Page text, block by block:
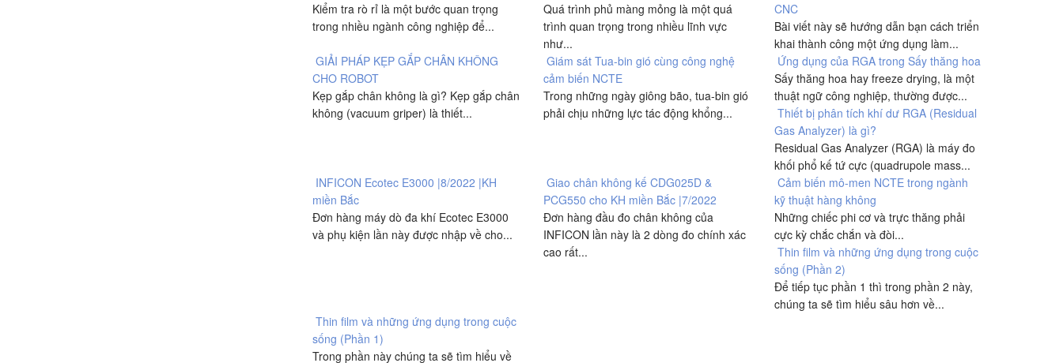
Kiểm tra rò rỉ là một bước quan trọng
trong nhiều ngành công nghiệp để...
Quá trình phủ màng mỏng là một quá
trình quan trọng trong nhiều lĩnh vực
như...
CNC
Bài viết này sẽ hướng dẫn bạn cách triển
khai thành công một ứng dụng làm...
GIẢI PHÁP KẸP GẮP CHÂN KHÔNG
CHO ROBOT
Kẹp gắp chân không là gì? Kẹp gắp chân
không (vacuum griper) là thiết...
Giám sát Tua-bin gió cùng công nghệ
cảm biến NCTE
Trong những ngày giông bão, tua-bin gió
phải chịu những lực tác động khổng...
Ứng dụng của RGA trong Sấy thăng hoa
Sấy thăng hoa hay freeze drying, là một
thuật ngữ công nghiệp, thường được...
Thiết bị phân tích khí dư RGA (Residual
Gas Analyzer) là gì?
Residual Gas Analyzer (RGA) là máy đo
khối phổ kế tứ cực (quadrupole mass...
INFICON Ecotec E3000 |8/2022 |KH
miền Bắc
Đơn hàng máy dò đa khí Ecotec E3000
và phụ kiện lần này được nhập về cho...
Giao chân không kế CDG025D &
PCG550 cho KH miền Bắc |7/2022
Đơn hàng đầu đo chân không của
INFICON lần này là 2 dòng đo chính xác
cao rất...
Cảm biến mô-men NCTE trong ngành
kỹ thuật hàng không
Những chiếc phi cơ và trực thăng phải
cực kỳ chắc chắn và đòi...
Thin film và những ứng dụng trong cuộc
sống (Phần 2)
Để tiếp tục phần 1 thì trong phần 2 này,
chúng ta sẽ tìm hiểu sâu hơn về...
Thin film và những ứng dụng trong cuộc
sống (Phần 1)
Trong phần này chúng ta sẽ tìm hiểu về